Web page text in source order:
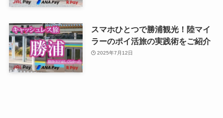
スマホひとつで勝浦観光！陸マイ
ラーのポイ活旅の実践術をご紹介
2025年7月12日